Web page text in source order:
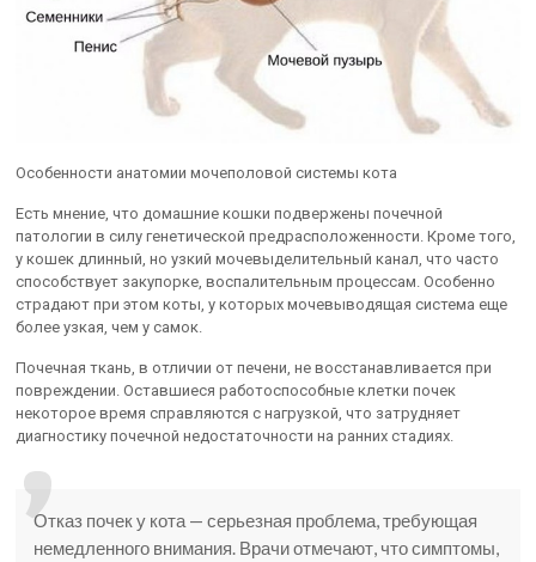
Особенности анатомии мочеполовой системы кота
Есть мнение, что домашние кошки подвержены почечной
патологии в силу генетической предрасположенности. Кроме того,
у кошек длинный, но узкий мочевыделительный канал, что часто
способствует закупорке, воспалительным процессам. Особенно
страдают при этом коты, у которых мочевыводящая система еще
более узкая, чем у самок.
Почечная ткань, в отличии от печени, не восстанавливается при
повреждении. Оставшиеся работоспособные клетки почек
некоторое время справляются с нагрузкой, что затрудняет
диагностику почечной недостаточности на ранних стадиях.
Отказ почек у кота — серьезная проблема, требующая
немедленного внимания. Врачи отмечают, что симптомы,